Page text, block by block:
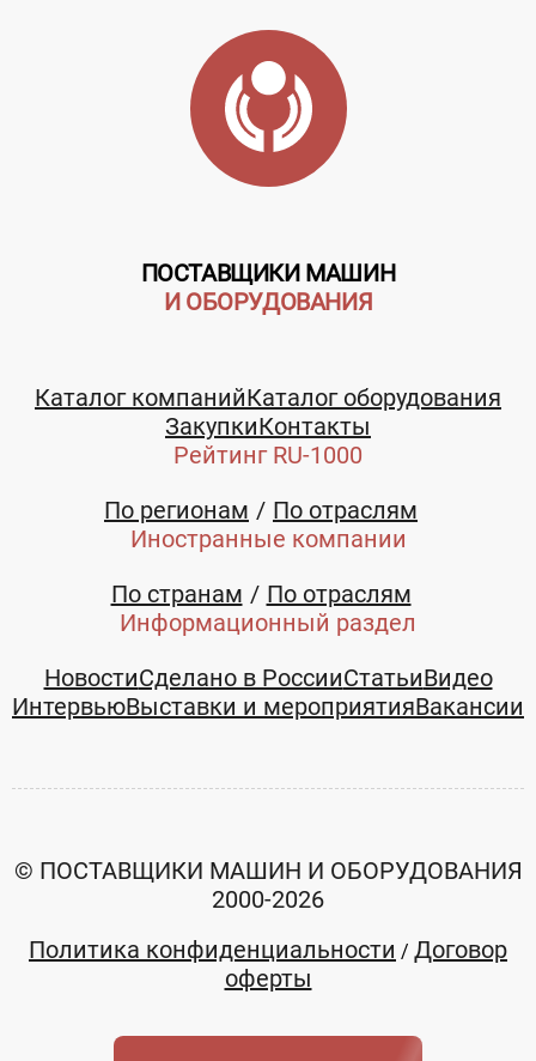
ПОСТАВЩИКИ МАШИН
И ОБОРУДОВАНИЯ
Каталог компанийКаталог оборудования
ЗакупкиКонтакты
Рейтинг RU-1000
По регионам
По отраслям
Иностранные компании
По странам
По отраслям
Информационный раздел
НовостиСделано в РоссииСтатьиВидео
ИнтервьюВыставки и мероприятияВакансии
© ПОСТАВЩИКИ МАШИН И ОБОРУДОВАНИЯ
2000-2026
Политика конфиденциальности / Договор
оферты